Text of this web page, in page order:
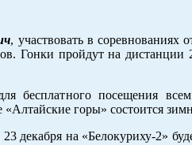
, участвовать в соревнованиях
Гонки пройдут на
бесплатного посещения
горы» состоится
на «Белокуриху-2»